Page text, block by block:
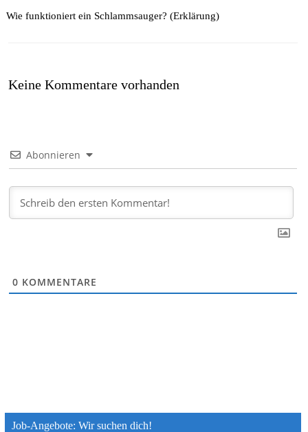
Wie funktioniert ein Schlammsauger? (Erklärung)
Keine Kommentare vorhanden
Abonnieren
0 KOMMENTARE
Job-Angebote: Wir suchen dich!